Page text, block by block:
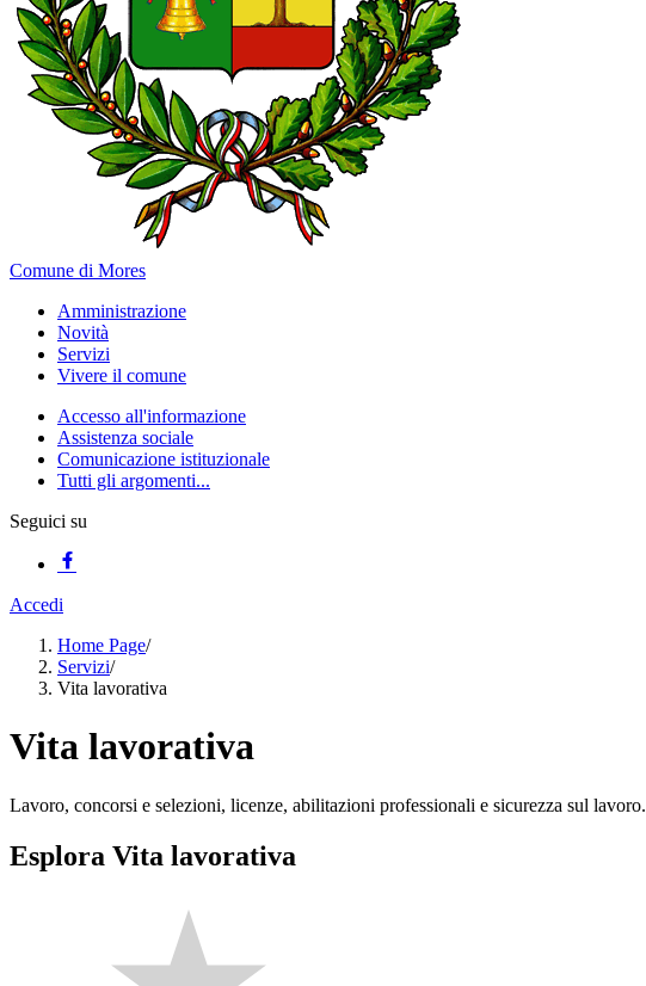
Comune di Mores
Amministrazione
Novità
Servizi
Vivere il comune
Accesso all'informazione
Assistenza sociale
Comunicazione istituzionale
Tutti gli argomenti...
Seguici su
Accedi
Home Page/
Servizi/
Vita lavorativa
Vita lavorativa
Lavoro, concorsi e selezioni, licenze, abilitazioni professionali e sicurezza sul lavoro.
Esplora Vita lavorativa